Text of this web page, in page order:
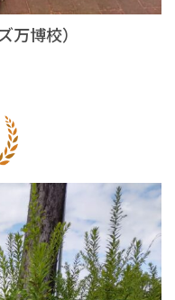
博校）